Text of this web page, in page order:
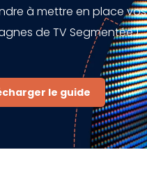
à mettre en place vos
de TV Segmentée !
le guide